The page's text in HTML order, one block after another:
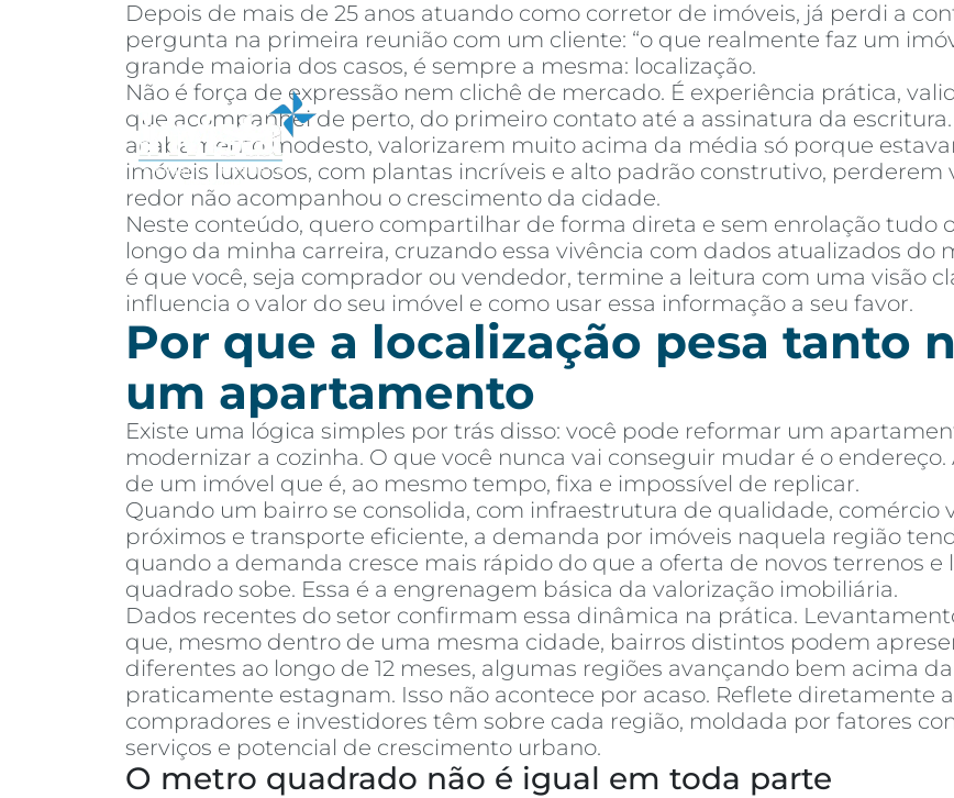
SobreComprarAlugarBlog Por Dentro da Invista AR EducaçãoContato
Depois de mais de 25 anos atuando como corretor de imóveis, já perdi a
pergunta na primeira reunião com um cliente: “o que realmente faz um
grande maioria dos casos, é sempre a mesma: localização.
Não é força de expressão nem clichê de mercado. É experiência prática,
que acompanhei de perto, do primeiro contato até a assinatura da
acabamento modesto, valorizarem muito acima da média só porque
imóveis luxuosos, com plantas incríveis e alto padrão construtivo,
redor não acompanhou o crescimento da cidade.
Neste conteúdo, quero compartilhar de forma direta e sem enrolação tudo
longo da minha carreira, cruzando essa vivência com dados atualizados do
é que você, seja comprador ou vendedor, termine a leitura com uma visão
influencia o valor do seu imóvel e como usar essa informação a seu favor.
Por que a localização pesa tanto
um apartamento
Existe uma lógica simples por trás disso: você pode reformar um
modernizar a cozinha. O que você nunca vai conseguir mudar é o
de um imóvel que é, ao mesmo tempo, fixa e impossível de replicar.
Quando um bairro se consolida, com infraestrutura de qualidade, comércio
próximos e transporte eficiente, a demanda por imóveis naquela região
quando a demanda cresce mais rápido do que a oferta de novos terrenos
quadrado sobe. Essa é a engrenagem básica da valorização imobiliária.
Dados recentes do setor confirmam essa dinâmica na prática.
que, mesmo dentro de uma mesma cidade, bairros distintos podem
diferentes ao longo de 12 meses, algumas regiões avançando bem acima
praticamente estagnam. Isso não acontece por acaso. Reflete diretamente
compradores e investidores têm sobre cada região, moldada por fatores
serviços e potencial de crescimento urbano.
O metro quadrado não é igual em toda parte